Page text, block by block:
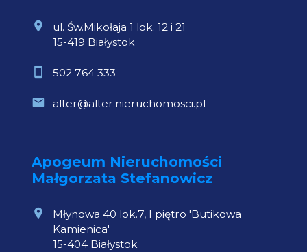
ul. Św.Mikołaja 1 lok. 12 i 21
15-419 Białystok
502 764 333
alter@alter.nieruchomosci.pl
Apogeum Nieruchomości
Małgorzata Stefanowicz
Młynowa 40 lok.7, I piętro 'Butikowa
Kamienica'
15-404 Białystok